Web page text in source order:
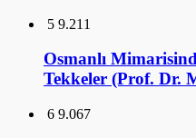
5 9.211
Osmanlı
Tekkeler (Prof. Dr.
6 9.067